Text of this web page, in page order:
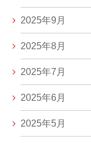
2025年9月
2025年8月
2025年7月
2025年6月
2025年5月